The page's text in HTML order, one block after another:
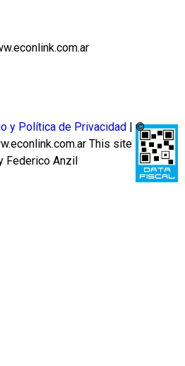
y Política de Privacidad
| ©
This site
Federico Anzil